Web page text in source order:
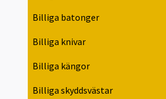
Billiga batonger
Billiga knivar
Billiga kängor
Billiga skyddsvästar